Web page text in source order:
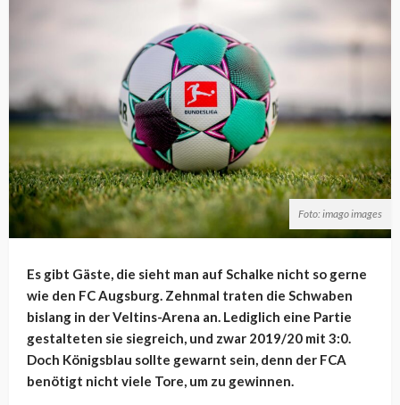
Foto: imago images
Es gibt Gäste, die sieht man auf Schalke nicht so gerne
wie den FC Augsburg. Zehnmal traten die Schwaben
bislang in der Veltins-Arena an. Lediglich eine Partie
gestalteten sie siegreich, und zwar 2019/20 mit 3:0.
Doch Königsblau sollte gewarnt sein, denn der FCA
benötigt nicht viele Tore, um zu gewinnen.